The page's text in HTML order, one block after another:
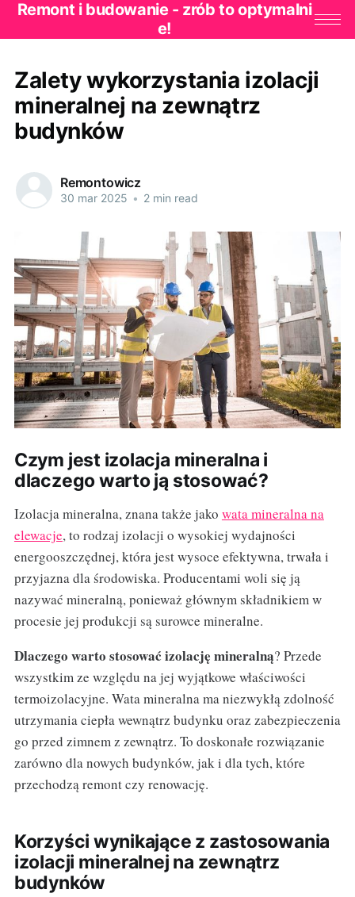
Remont i budowanie - zrób to optymalni
e!
Zalety wykorzystania izolacji
mineralnej na zewnątrz
budynków
Remontowicz
30 mar 2025 • 2 min read
Czym jest izolacja mineralna i
dlaczego warto ją stosować?
Izolacja mineralna, znana także jako wata mineralna na
elewacje, to rodzaj izolacji o wysokiej wydajności
energooszczędnej, która jest wysoce efektywna, trwała i
przyjazna dla środowiska. Producentami woli się ją
nazywać mineralną, ponieważ głównym składnikiem w
procesie jej produkcji są surowce mineralne.
Dlaczego warto stosować izolację mineralną? Przede
wszystkim ze względu na jej wyjątkowe właściwości
termoizolacyjne. Wata mineralna ma niezwykłą zdolność
utrzymania ciepła wewnątrz budynku oraz zabezpieczenia
go przed zimnem z zewnątrz. To doskonałe rozwiązanie
zarówno dla nowych budynków, jak i dla tych, które
przechodzą remont czy renowację.
Korzyści wynikające z zastosowania
izolacji mineralnej na zewnątrz
budynków